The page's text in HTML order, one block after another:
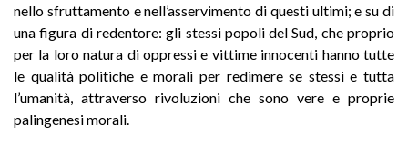
nello sfruttamento e nell’asservimento di questi ultimi; e su di
una figura di redentore: gli stessi popoli del Sud, che proprio
per la loro natura di oppressi e vittime innocenti hanno tutte
le qualità politiche e morali per redimere se stessi e tutta
l’umanità, attraverso rivoluzioni che sono vere e proprie
palingenesi morali.